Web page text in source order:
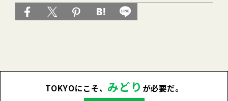
TOKYOにこそ、 みどり が必要だ。